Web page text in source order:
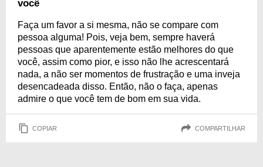
você
Faça um favor a si mesma, não se compare com
pessoa alguma! Pois, veja bem, sempre haverá
pessoas que aparentemente estão melhores do que
você, assim como pior, e isso não lhe acrescentará
nada, a não ser momentos de frustração e uma inveja
desencadeada disso. Então, não o faça, apenas
admire o que você tem de bom em sua vida.
COPIAR COMPARTILHAR